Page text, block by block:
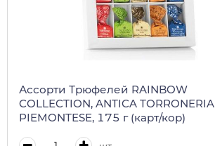
Ассорти Трюфелей RAINBOW
COLLECTION, ANTICA TORRONERIA
PIEMONTESE, 175 г (карт/кор)